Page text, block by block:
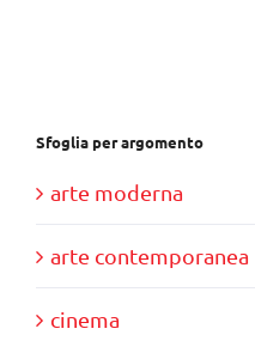
Sfoglia per argomento
arte moderna
arte contemporanea
cinema